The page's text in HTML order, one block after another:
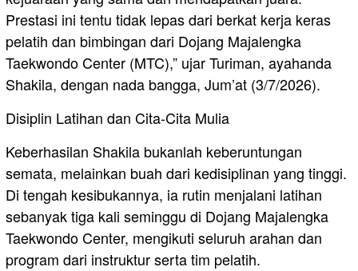
Prestasi ini tentu tidak lepas dari berkat kerja keras
pelatih dan bimbingan dari Dojang Majalengka
Taekwondo Center (MTC),” ujar Turiman, ayahanda
Shakila, dengan nada bangga, Jum’at (3/7/2026).
​Disiplin Latihan dan Cita-Cita Mulia
​Keberhasilan Shakila bukanlah keberuntungan
semata, melainkan buah dari kedisiplinan yang tinggi.
Di tengah kesibukannya, ia rutin menjalani latihan
sebanyak tiga kali seminggu di Dojang Majalengka
Taekwondo Center, mengikuti seluruh arahan dan
program dari instruktur serta tim pelatih.